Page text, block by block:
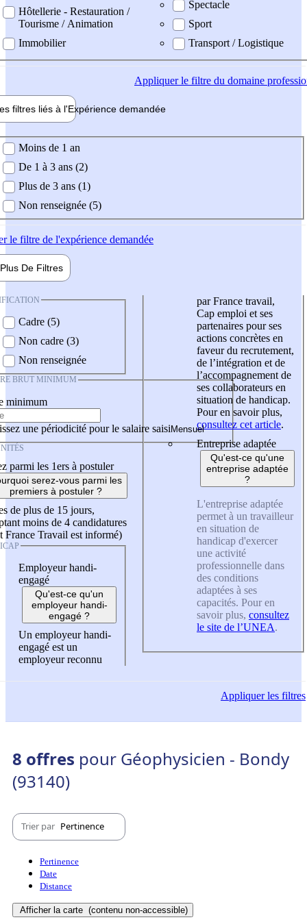
Hôtellerie - Restauration /
Tourisme / Animation
Immobilier
Spectacle
Sport
Transport / Logistique
Appliquerle filtre du domaine
filtres liés à l'Expérience demandée
demandée
Moins de 1 an
De 1 à 3 ans (2)
Plus de 3 ans (1)
Non renseignée (5)
le filtre de l'expérience demandée
Plus De Filtres
Cadre (5)
Non cadre (3)
Non renseignée
BRUT MINIMUM
minimum
une périodicité pour le salaire saisi
parmi les 1ers à postuler
serez-vous parmi les
premiers à postuler ?
de plus de 15 jours,
moins de 4 candidatures
France Travail est informé)
Employeur handi-
engagé
Qu'est-ce qu'un
employeur handi-
engagé ?
Un employeur handi-
engagé est un
employeur reconnu
par France travail,
Cap emploi et ses
partenaires pour ses
actions concrètes en
faveur du recrutement,
de l’intégration et de
l’accompagnement de
ses collaborateurs en
situation de handicap.
Pour en savoir plus,
consultez cet article.
Entreprise adaptée
Qu'est-ce qu'une
entreprise adaptée
?
L'entreprise adaptée
permet à un travailleur
en situation de
handicap d'exercer
une activité
professionnelle dans
des conditions
adaptées à ses
capacités. Pour en
savoir plus, consultez
le site de l’UNEA.
Appliquerles filtres
8 offres pour Géophysicien - Bondy
(93140)
Trier par Pertinence
Pertinence
Date
Distance
Afficher la carte (contenu non-accessible)